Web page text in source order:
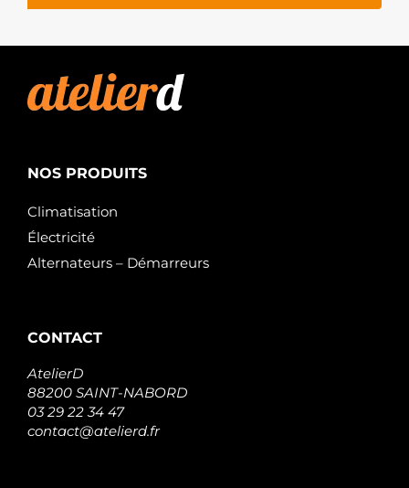
NOS PRODUITS
Climatisation
Électricité
Alternateurs – Démarreurs
CONTACT
AtelierD
88200 SAINT-NABORD
03 29 22 34 47
contact@atelierd.fr